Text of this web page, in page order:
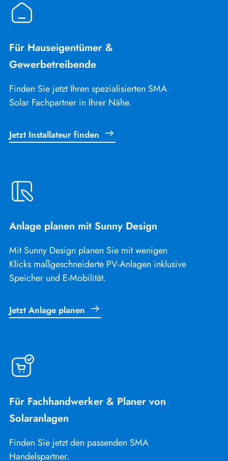
Für Hauseigentümer &
Gewerbetreibende
Finden Sie jetzt Ihren spezialisierten SMA
Solar Fachpartner in Ihrer Nähe.
Jetzt Installateur finden
Anlage planen mit Sunny Design
Mit Sunny Design planen Sie mit wenigen
Klicks maßgeschneiderte PV-Anlagen inklusive
Speicher und E-Mobilität.
Jetzt Anlage planen
Für Fachhandwerker & Planer von
Solaranlagen
Finden Sie jetzt den passenden SMA
Handelspartner.